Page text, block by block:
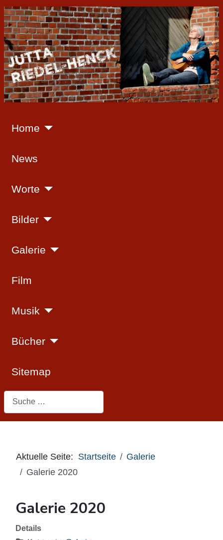
Home
News
Worte
Bilder
Galerie
Film
Musik
Bücher
Sitemap
Suchen
Aktuelle Seite: Startseite
Galerie
Galerie 2020
Galerie 2020
Details